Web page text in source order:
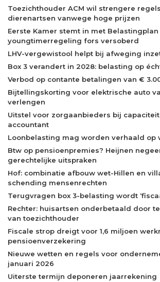
Toezichthouder ACM wil strengere
dierenartsen vanwege hoge prijzen
Eerste Kamer stemt in met Belastingplan
youngtimerregeling fors versoberd
LHV-vergewistool helpt bij afweging
Box 3 verandert in 2028: belasting op
Verbod op contante betalingen van €
Bijtellingskorting voor elektrische auto
verlengen
Uitstel voor zorgaanbieders bij
accountant
Loonbelasting mag worden verhaald op
Btw op pensioenpremies? Heijnen
gerechtelijke uitspraken
Hof: combinatie afbouw wet-Hillen en
schending mensenrechten
Terugvragen box 3-belasting wordt
Rechter: huisartsen onderbetaald door
van toezichthouder
Fiscale strop dreigt voor 1,6 miljoen
pensioenverzekering
Nieuwe wetten en regels voor
januari 2026
Uiterste termijn deponeren jaarrekening